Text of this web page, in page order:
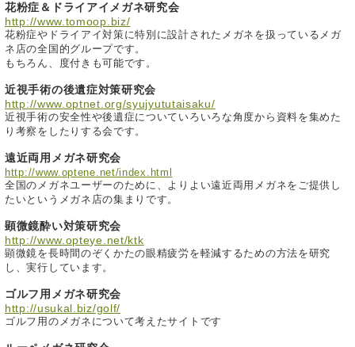
花粉症＆ドライアイメガネ研究会
http://www.tomoop.biz/
花粉症やドライアイ対策に特別に設計されたメガネを扱っているメガ
ネ店の全国的グループです。
もちろん、度付きも可能です。
近視手術の後遺症対策研究会
http://www.optnet.org/syujyututaisaku/
近視手術の安全性や後遺症についていろいろな角度から資料を集めた
り考察をしたりする会です。
遠近両用メガネ研究会
http://www.optene.net/index.html
全国のメガネユーザーのために、よりよい遠近両用メガネをご提供し
たいというメガネ店の集まりです。
顕微鏡酔い対策研究会
http://www.opteye.net/ktk
顕微鏡を長時間のぞくかたの眼精疲労を軽減するための方法を研究
し、実行しています。
ゴルフ用メガネ研究会
http://usukal.biz/golf/
ゴルフ用のメガネについて考えたサイトです